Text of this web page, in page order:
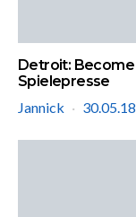
Detroit: Become
Spielepresse
Jannick
30.05.18